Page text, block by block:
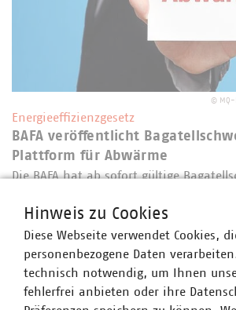
©
Energieeffizienzgesetz
BAFA veröffentlicht
Plattform für Abwärme
Die BAFA hat ab sofort gültige
Energieeffizienzgesetz veröffentlicht.
Einführung, kritisiert jedoch die späte
und das Fehlen…
Hinweis zu Cookies
Diese Webseite verwendet Cookies,
personenbezogene Daten
technisch notwendig, um Ihnen
fehlerfrei anbieten oder ihre